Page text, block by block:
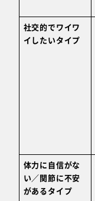
社交的でワイワ
イしたいタイプ
体力に自信がな
い／関節に不安
があるタイプ